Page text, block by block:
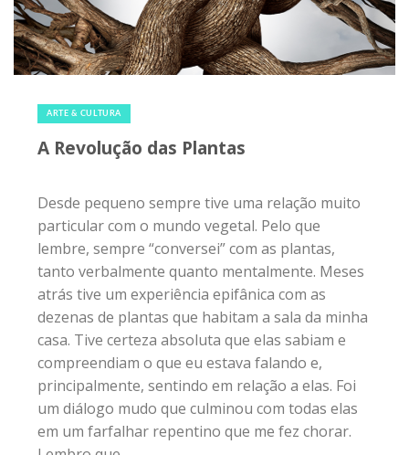
ARTE & CULTURA
A Revolução das Plantas
Desde pequeno sempre tive uma relação muito
particular com o mundo vegetal. Pelo que
lembre, sempre “conversei” com as plantas,
tanto verbalmente quanto mentalmente. Meses
atrás tive um experiência epifânica com as
dezenas de plantas que habitam a sala da minha
casa. Tive certeza absoluta que elas sabiam e
compreendiam o que eu estava falando e,
principalmente, sentindo em relação a elas. Foi
um diálogo mudo que culminou com todas elas
em um farfalhar repentino que me fez chorar.